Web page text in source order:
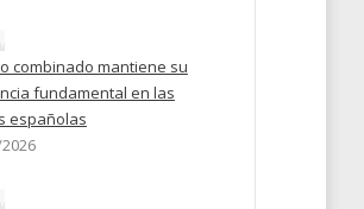
combinado mantiene su
fundamental en las
españolas